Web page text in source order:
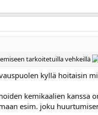
tarkoitetuilla vehkeillä
kyllä hoitaisin
kemikaalien kanssa
esim. joku